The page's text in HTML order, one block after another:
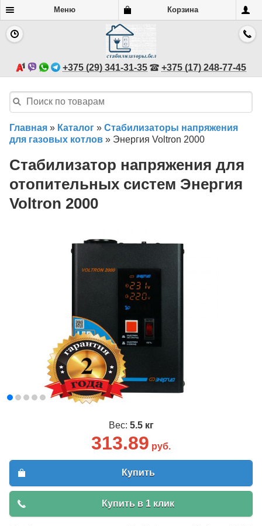
Меню Корзина
+375 (29) 341-31-35 +375 (17) 248-77-45
Главная » Каталог » Стабилизаторы напряжения
для газовых котлов » Энергия Voltron 2000
Стабилизатор напряжения для
отопительных систем Энергия
Voltron 2000
Вес: 5.5 кг
313.89 руб.
Купить
Купить в 1 клик